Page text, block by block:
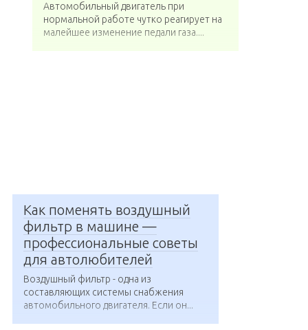
Автомобильный двигатель при
нормальной работе чутко реагирует на
малейшее изменение педали газа....
Как поменять воздушный
фильтр в машине —
профессиональные советы
для автолюбителей
Воздушный фильтр - одна из
составляющих системы снабжения
автомобильного двигателя. Если он...